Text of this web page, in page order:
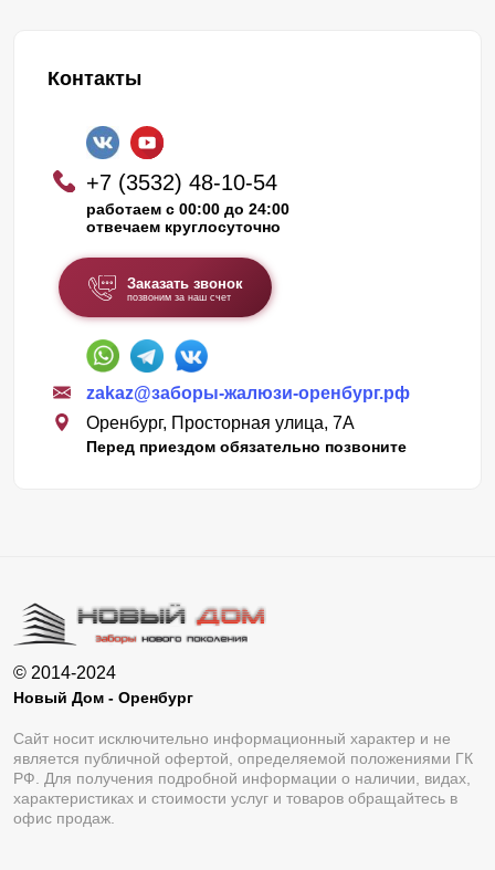
Контакты
+7 (3532) 48-10-54
работаем с 00:00 до 24:00
отвечаем круглосуточно
Заказать звонок
позвоним за наш счет
zakaz@заборы-жалюзи-оренбург.рф
Оренбург, Просторная улица, 7А
Перед приездом обязательно позвоните
© 2014-2024
Новый Дом - Оренбург
Сайт носит исключительно информационный характер и не
является публичной офертой, определяемой положениями ГК
РФ. Для получения подробной информации о наличии, видах,
характеристиках и стоимости услуг и товаров обращайтесь в
офис продаж.